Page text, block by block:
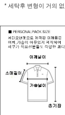
* 세탁후 변형이 거의